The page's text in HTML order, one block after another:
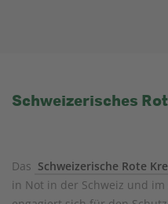
Schweizerisches
Das Schweizerische Rote
in Not in der Schweiz und